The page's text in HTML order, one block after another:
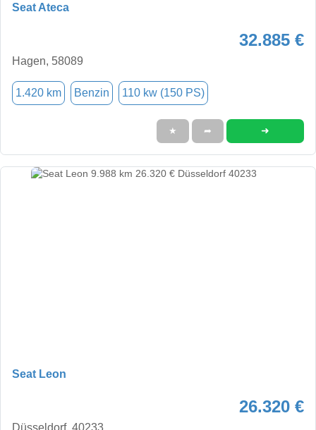
Seat Ateca
32.885 €
Hagen, 58089
1.420 km Benzin 110 kw (150 PS)
★ ➦ ➜
Seat Leon
26.320 €
Düsseldorf, 40233